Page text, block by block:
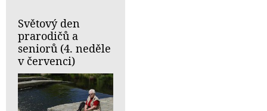
Světový den
prarodičů a
seniorů (4. neděle
v červenci)